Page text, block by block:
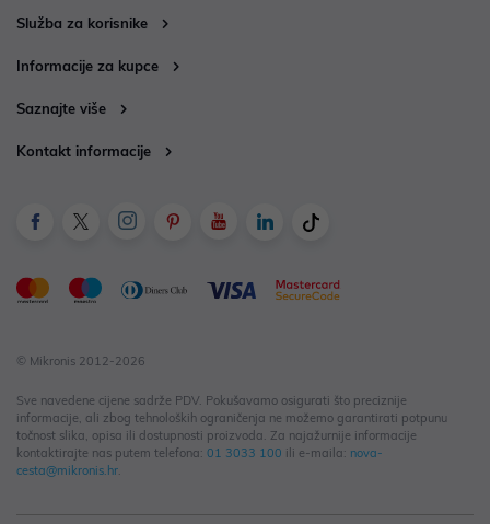
Služba za korisnike
Informacije za kupce
Saznajte više
Kontakt informacije
© Mikronis 2012-2026
Sve navedene cijene sadrže PDV. Pokušavamo osigurati što preciznije
informacije, ali zbog tehnoloških ograničenja ne možemo garantirati potpunu
točnost slika, opisa ili dostupnosti proizvoda. Za najažurnije informacije
kontaktirajte nas putem telefona: 01 3033 100 ili e-maila: nova-
cesta@mikronis.hr.